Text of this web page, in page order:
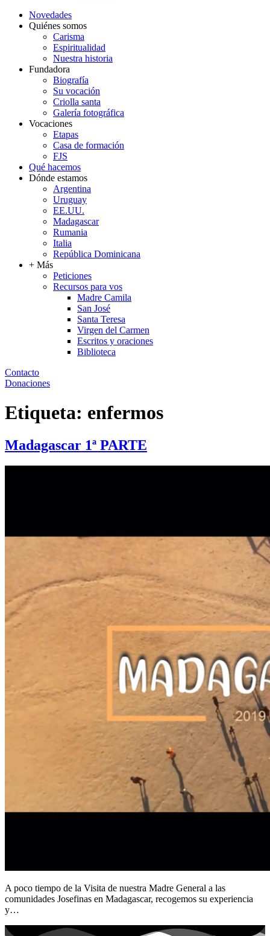
Novedades
Quiénes somos
Carisma
Espiritualidad
Nuestra historia
Fundadora
Biografía
Su vocación
Criolla santa
Galería fotográfica
Vocaciones
Etapas
Casa de formación
FJS
Qué hacemos
Dónde estamos
Argentina
Uruguay
EE.UU.
Madagascar
Rumania
Italia
República Dominicana
+ Más
Peticiones
Recursos para vos
Madre Camila
San José
Santa Teresa
Virgen del Carmen
Escritos y oraciones
Biblioteca
Contacto
Donaciones
Etiqueta: enfermos
Madagascar 1ª PARTE
A poco tiempo de la Visita de nuestra Madre General a las
comunidades Josefinas en Madagascar, recogemos su experiencia
y…